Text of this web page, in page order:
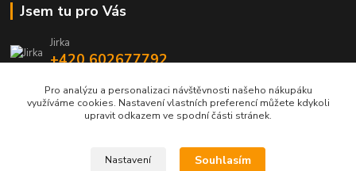
Jsem tu pro Vás
Jirka
+420 602677792
info@jarmy.cz
Pro analýzu a personalizaci návštěvnosti našeho nákupáku
využíváme cookies. Nastavení vlastních preferencí můžete kdykoli
upravit odkazem ve spodní části stránek.
Nastavení Souhlasím